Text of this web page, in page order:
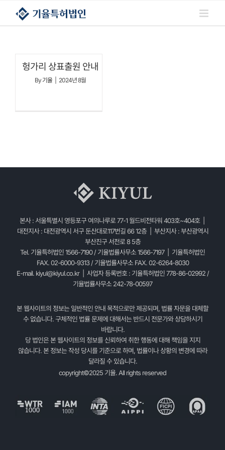
콘텐츠로
건너뛰기
헝가리 상표출원 안내
By기율 2024년 8월
본사 : 서울특별시 영등포구 여의나루로 77-1 월드비전타워 403호~404호 |
대전지사 : 대전광역시 서구 둔산대로117번길 66 12층 | 부산지사 : 부산광역시
부산진구 서전로 8 5층
Tel. 기율특허법인 1566-7190 / 기율법률사무소 1566-7197 | 기율특허법인
FAX. 02-6000-9313 / 기율법률사무소 FAX. 02-6264-8030
E-mail. kiyul@kiyul.co.kr| 사업자 등록번호 : 기율특허법인 778-86-02992 /
기율법률사무소 242-78-00597
본 웹사이트의 정보는 일반적인 안내 목적으로만 제공되며, 법률 자문을 대체할
수 없습니다. 구체적인 법률 문제에 대해서는 반드시 전문가와 상담하시기
바랍니다.
당 법인은 본 웹사이트의 정보를 신뢰하여 취한 행동에 대해 책임을 지지
않습니다. 본 정보는 작성 당시를 기준으로 하며, 법률이나 상황의 변경에 따라
달라질 수 있습니다.
copyright©2025 기율. All rights reserved